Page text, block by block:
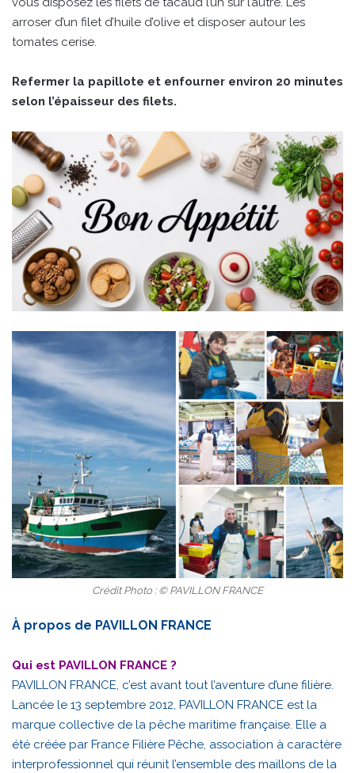
arroser d’un filet d’huile d’olive et disposer autour les
tomates cerise.
Refermer la papillote et enfourner environ 20 minutes
selon l’épaisseur des filets.
Crédit Photo : © PAVILLON FRANCE
À propos de PAVILLON FRANCE
Qui est PAVILLON FRANCE ?
PAVILLON FRANCE, c’est avant tout l’aventure d’une filière.
Lancée le 13 septembre 2012, PAVILLON FRANCE est la
marque collective de la pêche maritime française. Elle a
été créée par France Filière Pêche, association à caractère
interprofessionnel qui réunit l’ensemble des maillons de la